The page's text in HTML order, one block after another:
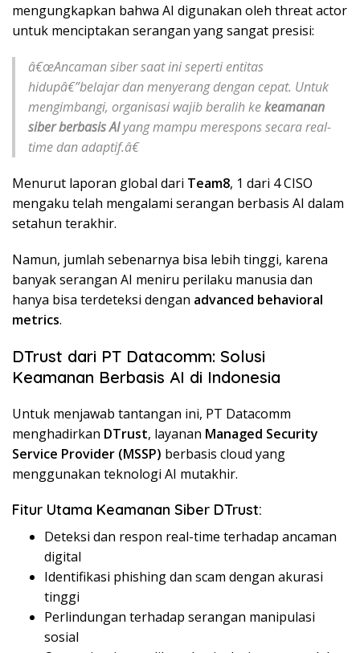
mengungkapkan bahwa AI digunakan oleh threat actor
untuk menciptakan serangan yang sangat presisi:
â€œAncaman siber saat ini seperti entitas
hidupâ€”belajar dan menyerang dengan cepat. Untuk
mengimbangi, organisasi wajib beralih kekeamanan
siber berbasis AIyang mampu merespons secara real-
time dan adaptif.â€
Menurut laporan global dari Team8, 1 dari 4 CISO
mengaku telah mengalami serangan berbasis AI dalam
setahun terakhir.
Namun, jumlah sebenarnya bisa lebih tinggi, karena
banyak serangan AI meniru perilaku manusia dan
hanya bisa terdeteksi dengan advanced behavioral
metrics.
DTrust dari PT Datacomm: Solusi
Keamanan Berbasis AI di Indonesia
Untuk menjawab tantangan ini, PT Datacomm
menghadirkan DTrust, layanan Managed Security
Service Provider (MSSP) berbasis cloud yang
menggunakan teknologi AI mutakhir.
Fitur Utama Keamanan Siber DTrust:
Deteksi dan respon real-time terhadap ancaman
digital
Identifikasi phishing dan scam dengan akurasi
tinggi
Perlindungan terhadap serangan manipulasi
sosial